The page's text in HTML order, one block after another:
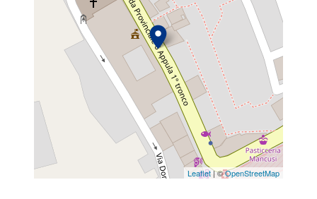
Leaflet| ©OpenStreetMap